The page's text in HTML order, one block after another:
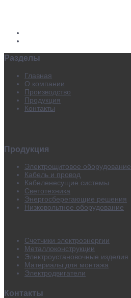
Разделы
Главная
О компании
Производство
Продукция
Контакты
Продукция
Электрощитовое оборудование
Кабель и провод
Кабеленесущие системы
Светотехника
Энергосберегающие решения
Низковольтное оборудование
Счетчики электроэнергии
Металлоконструкции
Электроустановочные изделия
Материалы для монтажа
Электродвигатели
Контакты